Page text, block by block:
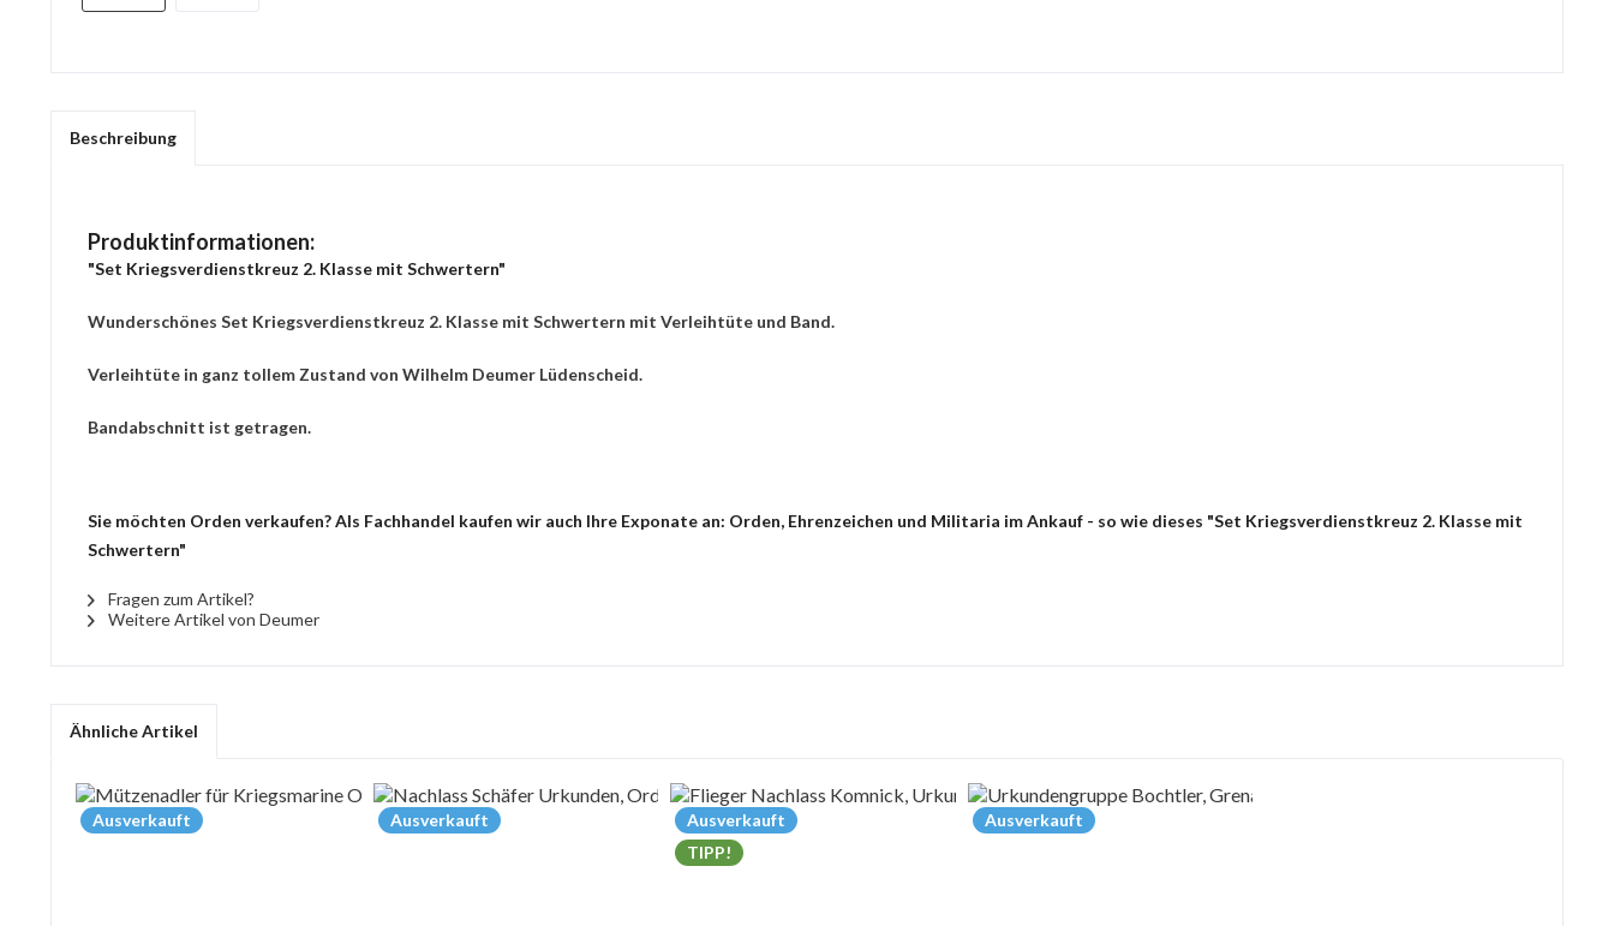
Beschreibung
Produktinformationen:
"Set Kriegsverdienstkreuz 2. Klasse mit Schwertern"
Wunderschönes Set Kriegsverdienstkreuz 2. Klasse mit Schwertern mit Verleihtüte und Band.
Verleihtüte in ganz tollem Zustand von Wilhelm Deumer Lüdenscheid.
Bandabschnitt ist getragen.
Sie möchten Orden verkaufen? Als Fachhandel kaufen wir auch Ihre Exponate an: Orden, Ehrenzeichen und Militaria im Ankauf - so wie dieses "Set Kriegsverdienstkreuz 2. Klasse mit
Schwertern"
Fragen zum Artikel?
Weitere Artikel von Deumer
Ähnliche Artikel
Ausverkauft Ausverkauft
Ausverkauft
TIPP!
Ausverkauft